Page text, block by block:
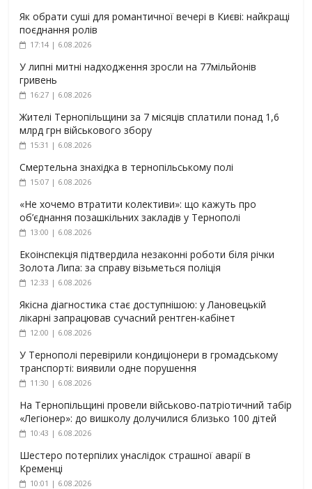
Як обрати суші для романтичної вечері в Києві: найкращі
поєднання ролів
17:14 | 6.08.2026
У липні митні надходження зросли на 77мільйонів
гривень
16:27 | 6.08.2026
Жителі Тернопільщини за 7 місяців сплатили понад 1,6
млрд грн військового збору
15:31 | 6.08.2026
Смертельна знахідка в тернопільському полі
15:07 | 6.08.2026
«Не хочемо втратити колективи»: що кажуть про
об’єднання позашкільних закладів у Тернополі
13:00 | 6.08.2026
Екоінспекція підтвердила незаконні роботи біля річки
Золота Липа: за справу візьметься поліція
12:33 | 6.08.2026
Якісна діагностика стає доступнішою: у Лановецькій
лікарні запрацював сучасний рентген-кабінет
12:00 | 6.08.2026
У Тернополі перевірили кондиціонери в громадському
транспорті: виявили одне порушення
11:30 | 6.08.2026
На Тернопільщині провели військово-патріотичний табір
«Легіонер»: до вишколу долучилися близько 100 дітей
10:43 | 6.08.2026
Шестеро потерпілих унаслідок страшної аварії в
Кременці
10:01 | 6.08.2026